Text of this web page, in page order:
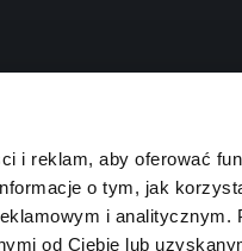
i reklam, aby oferować
o tym, jak
i analitycznym.
od Ciebie lub